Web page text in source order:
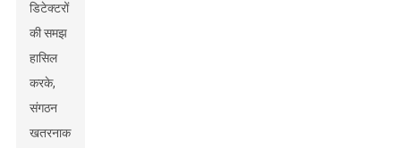
डिटेक्टरों
की समझ
हासिल
करके,
संगठन
खतरनाक